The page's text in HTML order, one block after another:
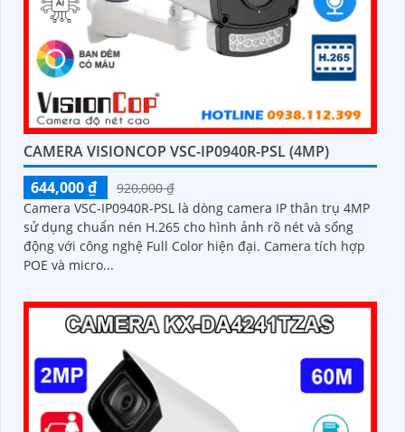
CAMERA VISIONCOP VSC-IP0940R-PSL (4MP)
644,000 ₫
920,000 ₫
Camera VSC-IP0940R-PSL là dòng camera IP thân trụ 4MP
sử dụng chuẩn nén H.265 cho hình ảnh rõ nét và sống
động với công nghệ Full Color hiện đại. Camera tích hợp
POE và micro...